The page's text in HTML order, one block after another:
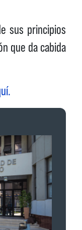
sus principios
que da cabida